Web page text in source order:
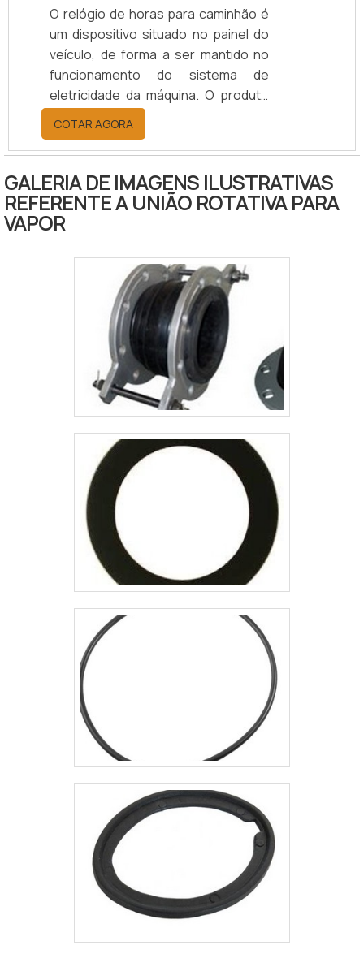
O relógio de horas para caminhão é
um dispositivo situado no painel do
veículo, de forma a ser mantido no
funcionamento do sistema de
eletricidade da máquina. O produto
também é conhecido como
totalizador de horas ou ainda
horímetro, registra a quantidade de
horas de funcionamento do motor.
Dessa forma, o marcador
desempenha a função necessária e
amostragem do período, os minutos
e as horas de operação do motor do
caminhão.Funcionalidade dos
relógios de horas para caminh.
COTAR AGORA
GALERIA DE IMAGENS ILUSTRATIVAS
REFERENTE A UNIÃO ROTATIVA PARA
VAPOR